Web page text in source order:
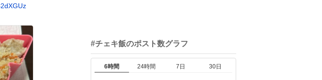
#チェキ飯のポスト数グラフ
6時間 24時間 7日 30日